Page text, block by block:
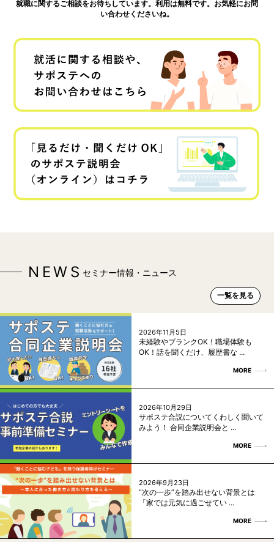
就職に関するご相談をお待ちしています。利用は無料です。お気軽にお問
い合わせくださいね。
NEWS セミナー情報・ニュース
一覧を見る
2026年11月5日
未経験やブランクOK！職場体験も
OK！話を聞くだけ、履歴書な ...
MORE
2026年10月29日
サポステ合説についてくわしく聞いて
みよう！ 合同企業説明会と ...
MORE
2026年9月23日
“次の一歩”を踏み出せない背景とは
「家では元気に過ごせてい ...
MORE